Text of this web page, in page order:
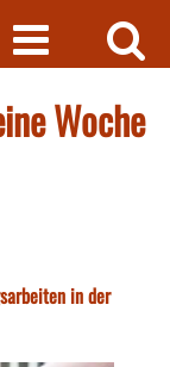
Woche
in der